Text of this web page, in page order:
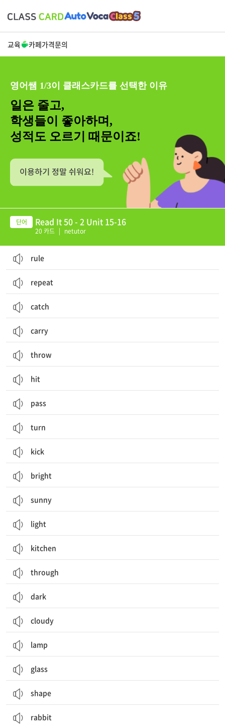
교육 카페가격문의
영어쌤 1/3이 클래스카드를 선택한 이유
일은 줄고,
학생들이 좋아하며,
성적도 오르기 때문이죠!
Read It 50 - 2 Unit 15-16
20 카드 | netutor
rule
repeat
catch
carry
throw
hit
pass
turn
kick
bright
sunny
light
kitchen
through
dark
cloudy
lamp
glass
shape
rabbit